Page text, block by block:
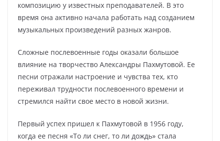
композицию у известных преподавателей. В это
время она активно начала работать над созданием
музыкальных произведений разных жанров.
Сложные послевоенные годы оказали большое
влияние на творчество Александры Пахмутовой. Ее
песни отражали настроение и чувства тех, кто
переживал трудности послевоенного времени и
стремился найти свое место в новой жизни.
Первый успех пришел к Пахмутовой в 1956 году,
когда ее песня «То ли снег, то ли дождь» стала